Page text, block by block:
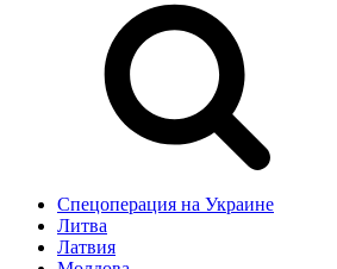
Спецоперация на Украине
Литва
Латвия